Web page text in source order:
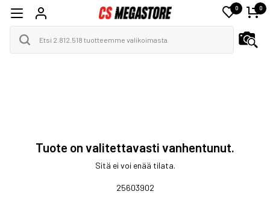
0 0
Tuote on valitettavasti vanhentunut.
Sitä ei voi enää tilata.
25603902